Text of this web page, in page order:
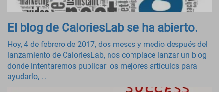
El blog de CaloriesLab se ha abierto.
Hoy, 4 de febrero de 2017, dos meses y medio después del
lanzamiento de CaloriesLab, nos complace lanzar un blog
donde intentaremos publicar los mejores artículos para
ayudarlo, ...